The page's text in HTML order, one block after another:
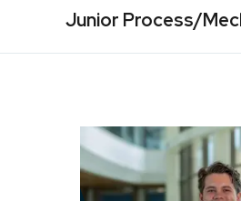
Junior Process/